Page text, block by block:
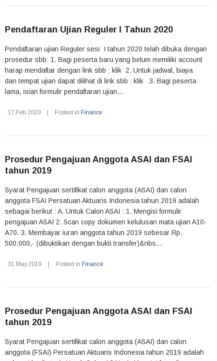
Pendaftaran Ujian Reguler I Tahun 2020
Pendaftaran ujian Reguler sesi I tahun 2020 telah dibuka dengan
prosedur sbb: 1. Bagi peserta baru yang belum memiliki account
harap mendaftar dengan link sbb : klik 2. Untuk jadwal, biaya
dan tempat ujian dapat dilihat di link sbb : klik 3. Bagi peserta
lama, isian formulir pendaftaran ujian...
, 17.Feb.2020 Posted in Finance
Prosedur Pengajuan Anggota ASAI dan FSAI
tahun 2019
Syarat Pengajuan sertifikat calon anggota (ASAI) dan calon
anggota FSAI Persatuan Aktuaris Indonesia tahun 2019 adalah
sebagai berikut : A. Untuk Calon ASAI : 1. Mengisi formulir
pengajuan ASAI 2. Scan copy dokumen kelulusan mata ujian A10-
A70. 3. Membayar iuran anggota tahun 2019 sebesar Rp.
500.000,- (dibuktikan dengan bukti transfer)&nbs...
, 31.May.2019 Posted in Finance
Prosedur Pengajuan Anggota ASAI dan FSAI
tahun 2019
Syarat Pengajuan sertifikat calon anggota (ASAI) dan calon
anggota (FSAI) Persatuan Aktuaris Indonesia tahun 2019 adalah